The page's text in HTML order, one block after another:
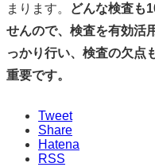
まります。
どんな検査も
せんので、検査を有効活
っかり行い、検査の欠点
重要です。
Tweet
Share
Hatena
RSS